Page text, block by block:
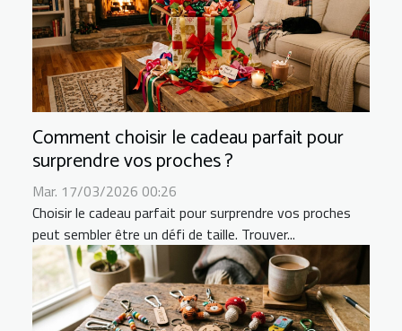
Comment choisir le cadeau parfait pour
surprendre vos proches ?
Mar. 17/03/2026 00:26
Choisir le cadeau parfait pour surprendre vos proches
peut sembler être un défi de taille. Trouver...